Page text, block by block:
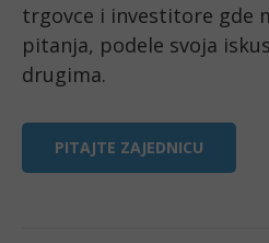
trgovce i investitore gde
pitanja, podele svoja
drugima.
PITAJTE ZAJEDNICU